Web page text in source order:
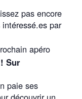
pas encore
par
apéro
Sur
paie ses